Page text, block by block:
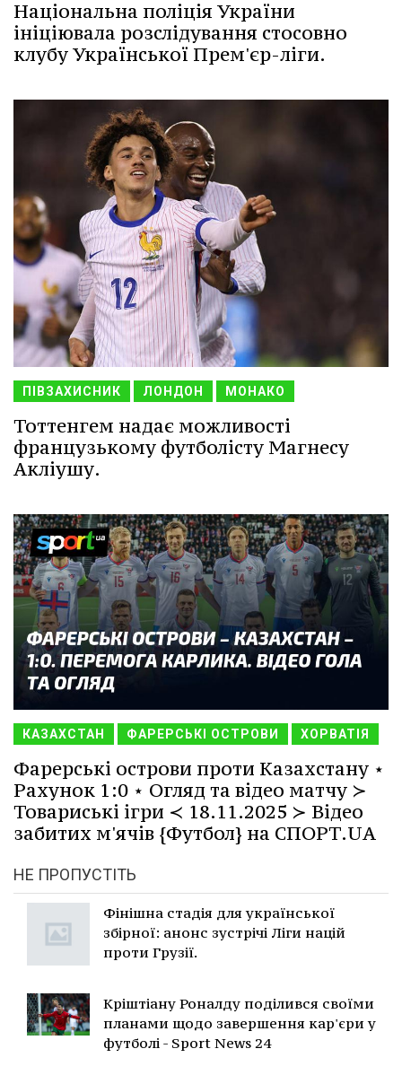
Національна поліція України
ініціювала розслідування стосовно
клубу Української Прем'єр-ліги.
ПІВЗАХИСНИК ЛОНДОН МОНАКО
Тоттенгем надає можливості
французькому футболісту Магнесу
Акліушу.
КАЗАХСТАН ФАРЕРСЬКІ ОСТРОВИ ХОРВАТІЯ
Фарерські острови проти Казахстану ⋆
Рахунок 1:0 ⋆ Огляд та відео матчу ≻
Товариські ігри ≺ 18.11.2025 ≻ Відео
забитих м'ячів {Футбол} на СПОРТ.UA
НЕ ПРОПУСТІТЬ
Фінішна стадія для української
збірної: анонс зустрічі Ліги націй
проти Грузії.
Кріштіану Роналду поділився своїми
планами щодо завершення кар'єри у
футболі - Sport News 24